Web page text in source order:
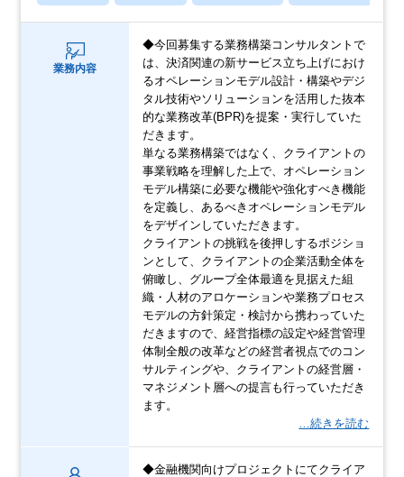
業務内容
◆今回募集する業務構築コンサルタントで
は、決済関連の新サービス立ち上げにおけ
るオペレーションモデル設計・構築やデジ
タル技術やソリューションを活用した抜本
的な業務改革(BPR)を提案・実行していた
だきます。
単なる業務構築ではなく、クライアントの
事業戦略を理解した上で、オペレーション
モデル構築に必要な機能や強化すべき機能
を定義し、あるべきオペレーションモデル
をデザインしていただきます。
クライアントの挑戦を後押しするポジショ
ンとして、クライアントの企業活動全体を
俯瞰し、グループ全体最適を見据えた組
織・人材のアロケーションや業務プロセス
モデルの方針策定・検討から携わっていた
だきますので、経営指標の設定や経営管理
体制全般の改革などの経営者視点でのコン
サルティングや、クライアントの経営層・
マネジメント層への提言も行っていただき
ます。
…続きを読む
◆金融機関向けプロジェクトにてクライア